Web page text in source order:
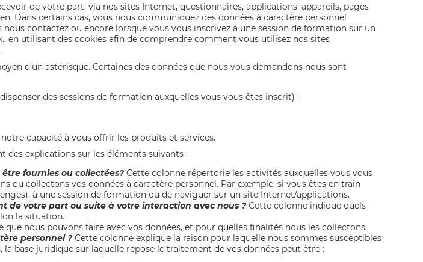
de votre part, via nos sites Internet, questionnaires, applications, appareils, pages
Dans certains cas, vous nous communiquez des données à caractère personnel
contactez ou encore lorsque vous vous inscrivez à une session de formation sur un
en utilisant des cookies afin de comprendre comment vous utilisez nos sites
d’un astérisque. Certaines des données que nous vous demandons nous sont
des sessions de formation auxquelles vous vous êtes inscrit) ;
capacité à vous offrir les produits et services.
des explications sur les éléments suivants :
fournies ou collectées? Cette colonne répertorie les activités auxquelles vous vous
ou collectons vos données à caractère personnel. Par exemple, si vous êtes en train
à une session de formation ou de naviguer sur un site Internet/applications.
de votre part ou suite à votre interaction avec nous ?Cette colonne indique quels
la situation.
nous pouvons faire avec vos données, et pour quelles finalités nous les collectons.
personnel ?Cette colonne explique la raison pour laquelle nous sommes susceptibles
base juridique sur laquelle repose le traitement de vos données peut être :